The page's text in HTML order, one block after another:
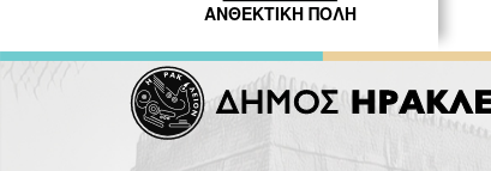
ΑΝΘΕΚΤΙΚΗ ΠΟΛΗ